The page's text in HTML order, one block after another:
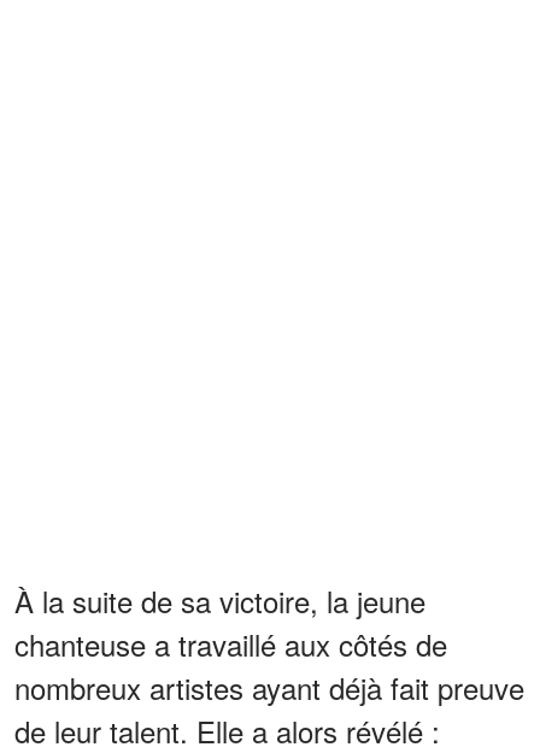
À la suite de sa victoire, la jeune
chanteuse a travaillé aux côtés de
nombreux artistes ayant déjà fait preuve
de leur talent. Elle a alors révélé :